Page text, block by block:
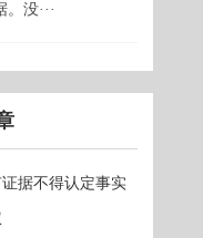
没···
据不得认定事实